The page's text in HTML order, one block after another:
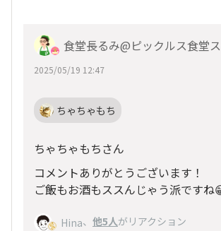
食堂長るみ@ピックルス食堂
2025/05/19 12:47
ちゃちゃもち
ちゃちゃもちさん
コメントありがとうございます！
ご飯もお酒もススんじゃう派ですね
Hina、 他5人がリアクション